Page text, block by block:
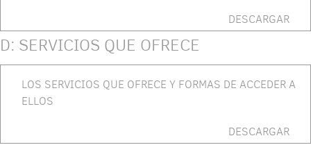
DESCARGAR
D: SERVICIOS QUE OFRECE
LOS SERVICIOS QUE OFRECE Y FORMAS DE ACCEDER A
ELLOS
DESCARGAR